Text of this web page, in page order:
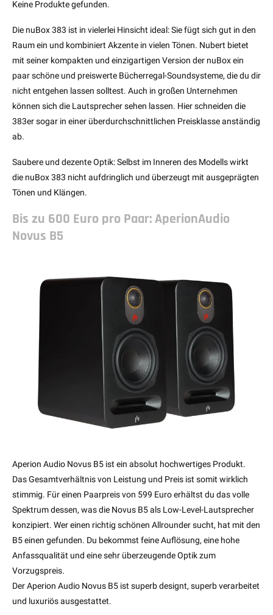
Keine Produkte gefunden.
Die nuBox 383 ist in vielerlei Hinsicht ideal: Sie fügt sich gut in den
Raum ein und kombiniert Akzente in vielen Tönen. Nubert bietet
mit seiner kompakten und einzigartigen Version der nuBox ein
paar schöne und preiswerte Bücherregal-Soundsysteme, die du dir
nicht entgehen lassen solltest. Auch in großen Unternehmen
können sich die Lautsprecher sehen lassen. Hier schneiden die
383er sogar in einer überdurchschnittlichen Preisklasse anständig
ab.
Saubere und dezente Optik: Selbst im Inneren des Modells wirkt
die nuBox 383 nicht aufdringlich und überzeugt mit ausgeprägten
Tönen und Klängen.
Bis zu 600 Euro pro Paar: AperionAudio
Novus B5
Aperion Audio Novus B5 ist ein absolut hochwertiges Produkt.
Das Gesamtverhältnis von Leistung und Preis ist somit wirklich
stimmig. Für einen Paarpreis von 599 Euro erhältst du das volle
Spektrum dessen, was die Novus B5 als Low-Level-Lautsprecher
konzipiert. Wer einen richtig schönen Allrounder sucht, hat mit den
B5 einen gefunden. Du bekommst feine Auflösung, eine hohe
Anfassqualität und eine sehr überzeugende Optik zum
Vorzugspreis.
Der Aperion Audio Novus B5 ist superb designt, superb verarbeitet
und luxuriös ausgestattet.